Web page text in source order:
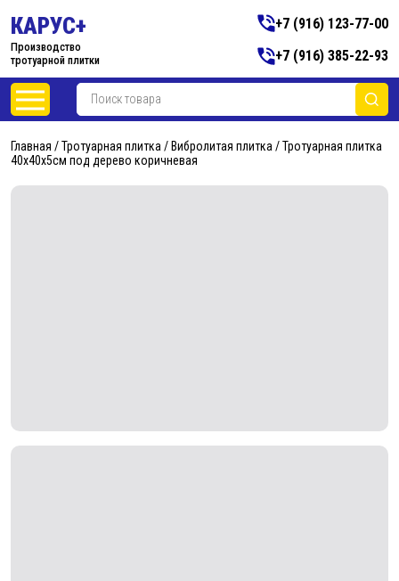
КАРУС+
Производство
тротуарной плитки
+7 (916) 123-77-00
+7 (916) 385-22-93
Главная /Тротуарная плитка / Вибролитая плитка / Тротуарная плитка
40х40х5см под дерево коричневая